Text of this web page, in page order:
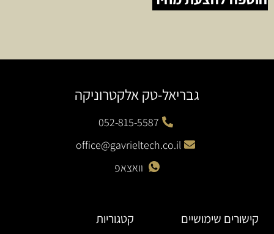
גבריאל-טק אלקטרוניקה
052-815-5587
office@gavrieltech.co.il
וואצאפ
קישורים שימושיים קטגוריות